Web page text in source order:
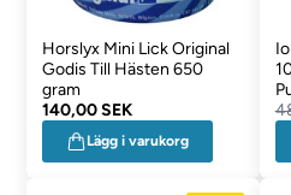
Horslyx Mini Lick Original
Godis Till Hästen 650
gram
140,00 SEK
Lägg i varukorg